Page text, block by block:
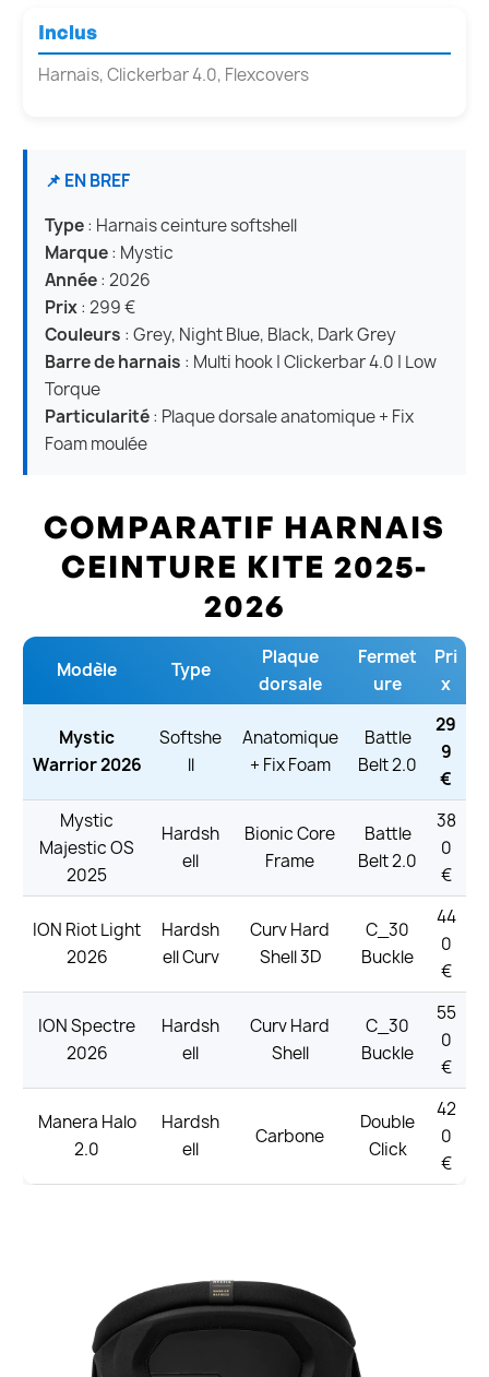
Inclus
Harnais, Clickerbar 4.0, Flexcovers
📌 EN BREF
Type: Harnais ceinture softshell
Marque: Mystic
Année: 2026
Prix: 299 €
Couleurs : Grey, Night Blue, Black, Dark Grey
Barre de harnais : Multi hook | Clickerbar 4.0 | Low
Torque
Particularité: Plaque dorsale anatomique + Fix
Foam moulée
COMPARATIF HARNAIS
CEINTURE KITE 2025-
2026
Modèle Type
Plaque
dorsale
Fermet
ure
Pri
x
Mystic
Warrior 2026
Softshe
ll
Anatomique
+ Fix Foam
Battle
Belt 2.0
29
9
€
Mystic
Majestic OS
2025
Hardsh
ell
Bionic Core
Frame
Battle
Belt 2.0
38
0
€
ION Riot Light
2026
Hardsh
ell Curv
Curv Hard
Shell 3D
C_30
Buckle
44
0
€
ION Spectre
2026
Hardsh
ell
Curv Hard
Shell
C_30
Buckle
55
0
€
Manera Halo
2.0
Hardsh
ell
Carbone
Double
Click
42
0
€